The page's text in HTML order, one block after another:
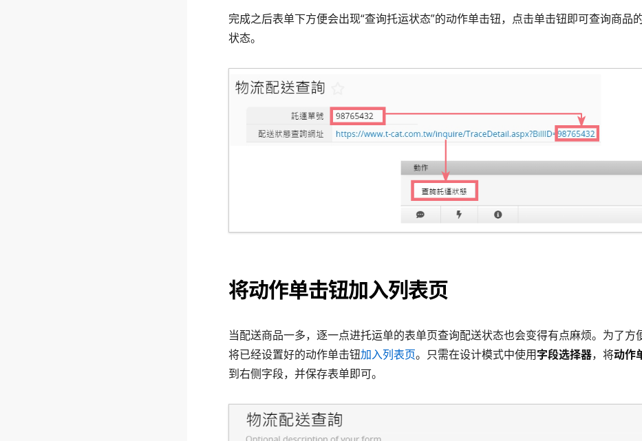
完成之后表单下方便会出现“查询托运状态”的动作单击钮，点击单击钮即可查询商品
状态。
将动作单击钮加入列表页
当配送商品一多，逐一点进托运单的表单页查询配送状态也会变得有点麻烦。为了方
将已经设置好的动作单击钮加入列表页。只需在设计模式中使用字段选择器，将动作
到右侧字段，并保存表单即可。